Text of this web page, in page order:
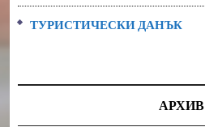
ТУРИСТИЧЕСКИ ДАНЪК
АРХИВ